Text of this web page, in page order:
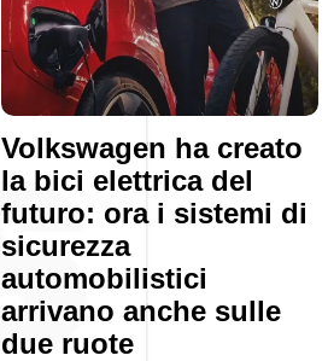
Volkswagen ha creato
la bici elettrica del
futuro: ora i sistemi di
sicurezza
automobilistici
arrivano anche sulle
due ruote